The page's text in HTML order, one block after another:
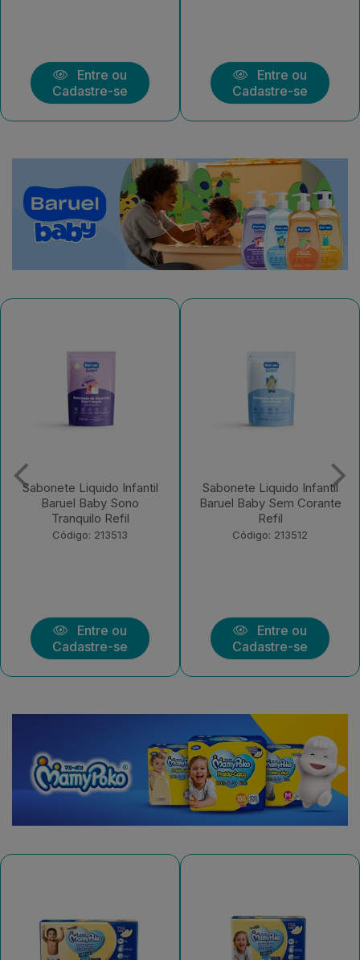
Entre ou
Cadastre-se
Entre ou
Cadastre-se
Sabonete Liquido Infantil
Baruel Baby Sem Corante
Refil
Código: 213512
Entre ou
Cadastre-se
Sabonete Infantil Líquido
Glicerina Refil 210ml
Baruel Baby
Código: 213511
Entre ou
Cadastre-se